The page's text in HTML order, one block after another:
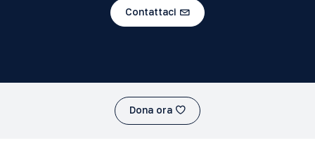
Contattaci
Dona ora